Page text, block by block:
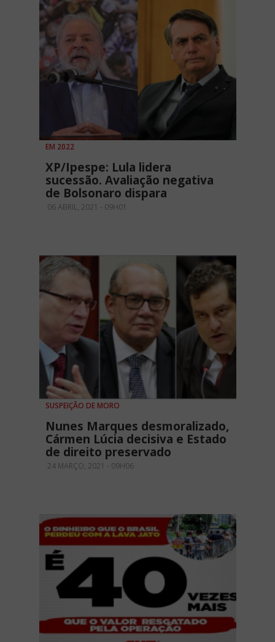
EM 2022
XP/Ipespe: Lula lidera
sucessão. Avaliação negativa
de Bolsonaro dispara
06 ABRIL, 2021 - 09H01
SUSPEIÇÃO DE MORO
Nunes Marques desmoralizado,
Cármen Lúcia decisiva e Estado
de direito preservado
24 MARÇO, 2021 - 09H06